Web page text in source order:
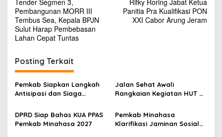
a
v
i
a
s
i
o
Tender Segmen 3,
Pembangunan MORR III
Tembus Sea, Kepala BPJN
Sulut Harap Pembebasan
Lahan Cepat Tuntas
Rifky Roring Jabat Ketua
Panitia Pra Kualifikasi PON
XXI Cabor Arung Jeram
Posting Terkait
Pemkab Siapkan Langkah
Antisipasi dan Siaga
Minahasa
Jalan Sehat Awali
Rangkaian Kegiatan HUT RI
DPRD Siap Bahas KUA PPAS
Pemkab Minahasa 2027
Pemkab Minahasa
Klarifikasi Jaminan Sosial